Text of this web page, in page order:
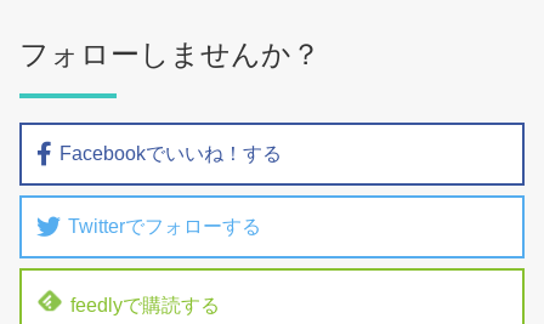
フォローしませんか？
Facebookでいいね！する
Twitterでフォローする
feedlyで購読する